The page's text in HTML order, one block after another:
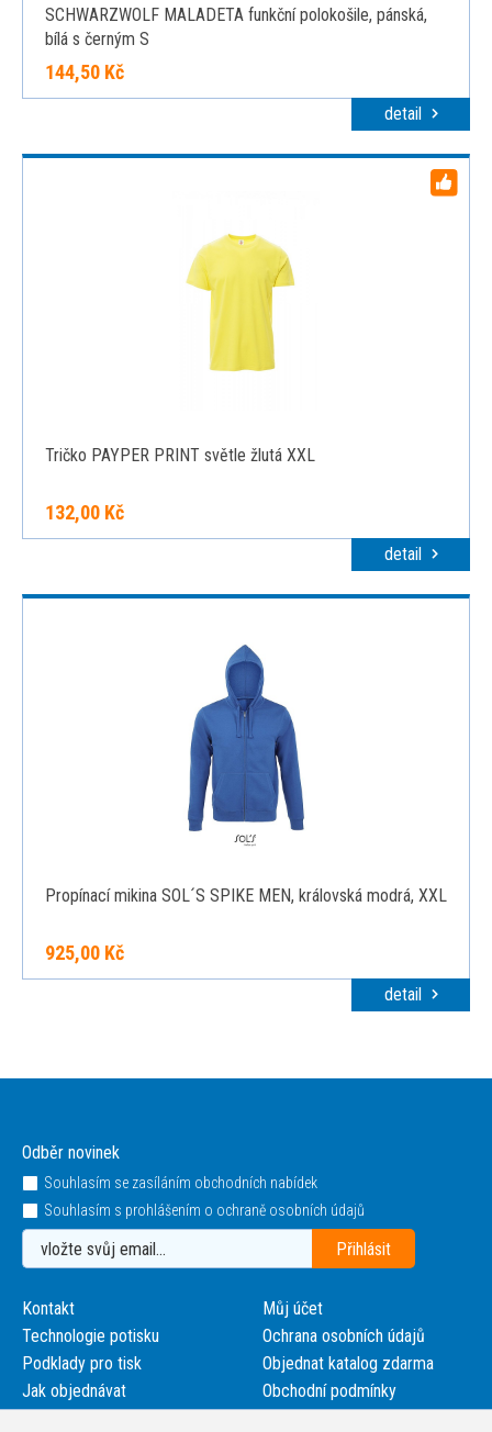
SCHWARZWOLF MALADETA funkční polokošile, pánská,
bílá s černým S
144,50 Kč
detail
Tričko PAYPER PRINT světle žlutá XXL
132,00 Kč
detail
Propínací mikina SOL´S SPIKE MEN, královská modrá, XXL
925,00 Kč
detail
Odběr novinek
Souhlasím se zasíláním obchodních nabídek
Souhlasím s prohlášením o ochraně osobních údajů
Kontakt
Technologie potisku
Podklady pro tisk
Jak objednávat
Můj účet
Ochrana osobních údajů
Objednat katalog zdarma
Obchodní podmínky